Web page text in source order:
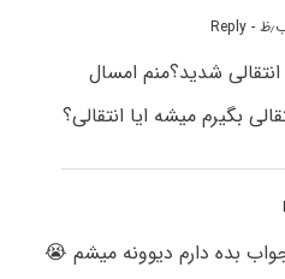
- Reply
شدید؟منم امسال
بگیرم میشه ایا انتقالی؟
بده دارم دیوونه میشم 😭